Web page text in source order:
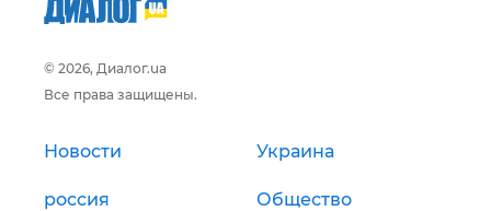
© 2026, Диалог.ua
Все права защищены.
Новости Украина
россия Общество